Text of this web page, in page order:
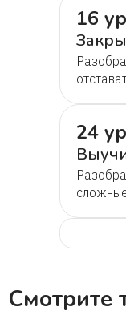
16
24
Смотрите